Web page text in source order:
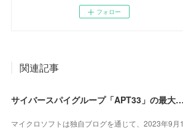
フォロー
関連記事
サイバースパイグループ「APT33」の最大被害者となった漏洩されたConfluence
マイクロソフトは独自ブログを通じて、2023年9月